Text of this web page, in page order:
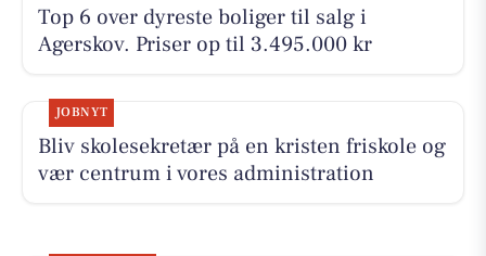
Top 6 over dyreste boliger til salg i
Agerskov. Priser op til 3.495.000 kr
JOBNYT
Bliv skolesekretær på en kristen friskole og
vær centrum i vores administration